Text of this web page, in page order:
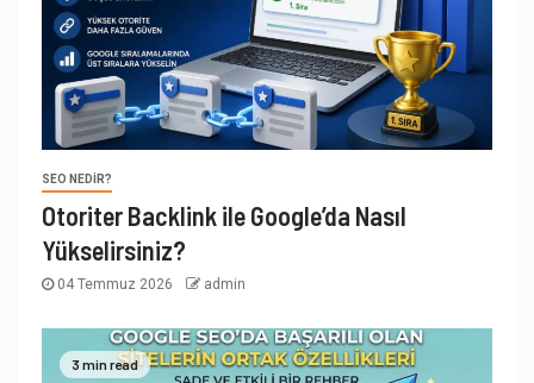
SEO NEDIR?
Otoriter Backlink ile Google’da Nasıl
Yükselirsiniz?
04 Temmuz 2026 admin
3 min read